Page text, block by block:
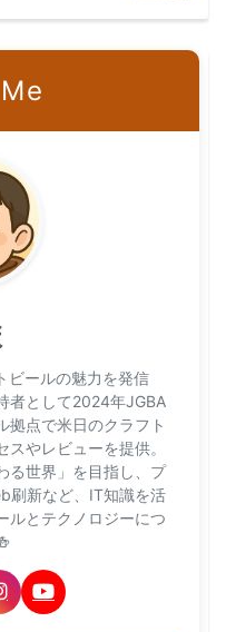
ビールの魅力を発信
者として2024年JGBA
拠点で米日のクラフト
やレビューを提供。
る世界」を目指し、プ
刷新など、IT知識を活
ルとテクノロジーにつ